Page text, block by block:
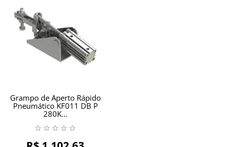
Grampo de Aperto Rápido
Pneumático KF011 DB P
280K...